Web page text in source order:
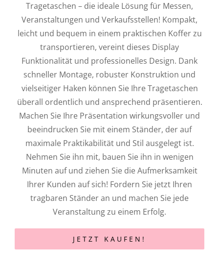
Tragetaschen – die ideale Lösung für Messen,
Veranstaltungen und Verkaufsstellen! Kompakt,
leicht und bequem in einem praktischen Koffer zu
transportieren, vereint dieses Display
Funktionalität und professionelles Design. Dank
schneller Montage, robuster Konstruktion und
vielseitiger Haken können Sie Ihre Tragetaschen
überall ordentlich und ansprechend präsentieren.
Machen Sie Ihre Präsentation wirkungsvoller und
beeindrucken Sie mit einem Ständer, der auf
maximale Praktikabilität und Stil ausgelegt ist.
Nehmen Sie ihn mit, bauen Sie ihn in wenigen
Minuten auf und ziehen Sie die Aufmerksamkeit
Ihrer Kunden auf sich! Fordern Sie jetzt Ihren
tragbaren Ständer an und machen Sie jede
Veranstaltung zu einem Erfolg.
JETZT KAUFEN!